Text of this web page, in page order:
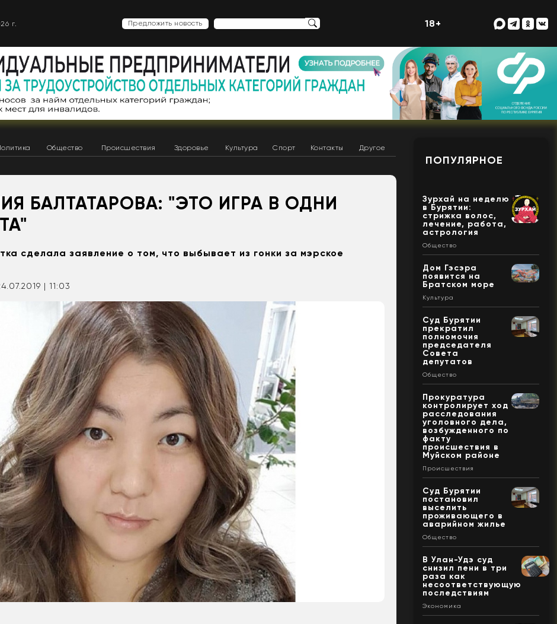
г. Предложить новость 18+
Общество Происшествия Здоровье Культура Спорт Контакты Другое
БАЛТАТАРОВА: "ЭТО ИГРА В ОДНИ
сделала заявление о том, что выбывает из гонки за мэрское
| 11:03
ПОПУЛЯРНОЕ
Зурхай на неделю
в Бурятии:
стрижка волос,
лечение, работа,
астрология
Общество
Дом Гэсэра
появится на
Братском море
Культура
Суд Бурятии
прекратил
полномочия
председателя
Совета
депутатов
Общество
Прокуратура
контролирует ход
расследования
уголовного дела,
возбужденного по
факту
происшествия в
Муйском районе
Происшествия
Суд Бурятии
постановил
выселить
проживающего в
аварийном жилье
Общество
В Улан-Удэ суд
снизил пени в три
раза как
несоответствующую
последствиям
Экономика